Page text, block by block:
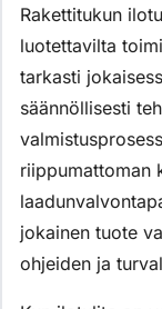
Rakettitukun
luotettavilta
tarkasti
säännöllisesti
riippumattoman
jokainen tuote
ohjeiden ja